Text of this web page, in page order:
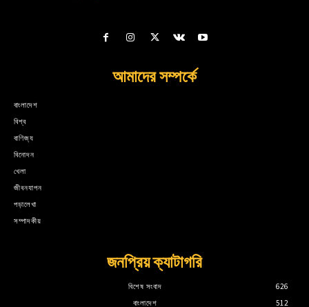
আমাদের সম্পর্কে
বাংলাদেশ
বিশ্ব
বাণিজ্য
বিনোদন
খেলা
জীবনযাপন
পড়ালেখা
সম্পাদকীয়
জনপ্রিয় ক্যাটাগরি
বিশেষ সংবাদ
626
বাংলাদেশ
512